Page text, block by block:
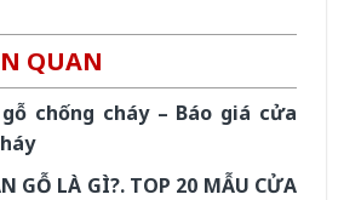
QUAN
chống cháy – Báo giá cửa
GỖ LÀ GÌ?. TOP 20 MẪU CỬA